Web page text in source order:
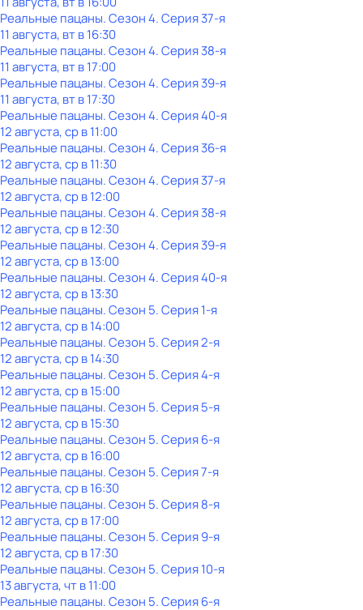
Реальные пацаны. Сезон 4. Серия 37-я
11 августа, вт в 16:30
Реальные пацаны. Сезон 4. Серия 38-я
11 августа, вт в 17:00
Реальные пацаны. Сезон 4. Серия 39-я
11 августа, вт в 17:30
Реальные пацаны. Сезон 4. Серия 40-я
12 августа, ср в 11:00
Реальные пацаны. Сезон 4. Серия 36-я
12 августа, ср в 11:30
Реальные пацаны. Сезон 4. Серия 37-я
12 августа, ср в 12:00
Реальные пацаны. Сезон 4. Серия 38-я
12 августа, ср в 12:30
Реальные пацаны. Сезон 4. Серия 39-я
12 августа, ср в 13:00
Реальные пацаны. Сезон 4. Серия 40-я
12 августа, ср в 13:30
Реальные пацаны. Сезон 5. Серия 1-я
12 августа, ср в 14:00
Реальные пацаны. Сезон 5. Серия 2-я
12 августа, ср в 14:30
Реальные пацаны. Сезон 5. Серия 4-я
12 августа, ср в 15:00
Реальные пацаны. Сезон 5. Серия 5-я
12 августа, ср в 15:30
Реальные пацаны. Сезон 5. Серия 6-я
12 августа, ср в 16:00
Реальные пацаны. Сезон 5. Серия 7-я
12 августа, ср в 16:30
Реальные пацаны. Сезон 5. Серия 8-я
12 августа, ср в 17:00
Реальные пацаны. Сезон 5. Серия 9-я
12 августа, ср в 17:30
Реальные пацаны. Сезон 5. Серия 10-я
13 августа, чт в 11:00
Реальные пацаны. Сезон 5. Серия 6-я